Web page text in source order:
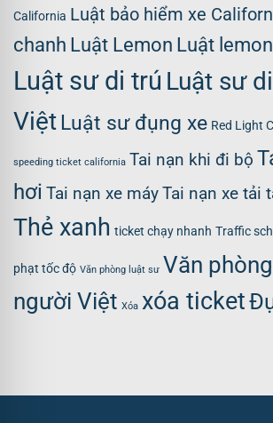
California Luật bảo hiểm xe
chanh Luật Lemon Luật
Luật sư di trú Luật sư
ViệtLuật sư đụng xe Red Light
speeding ticket california Tai nạn khi đi bộ
hơi Tai nạn xe máyTai nạn xe tải
Thẻ xanh ticket chạy nhanh Traffic
phạt tốc độ Văn phòng luật sư Văn
người Việt Xóa xóa ticket